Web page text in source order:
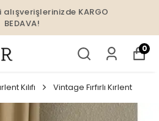
KARGO
BEDAVA!
0
Kılıfı Vintage Fırfırlı Kırlent